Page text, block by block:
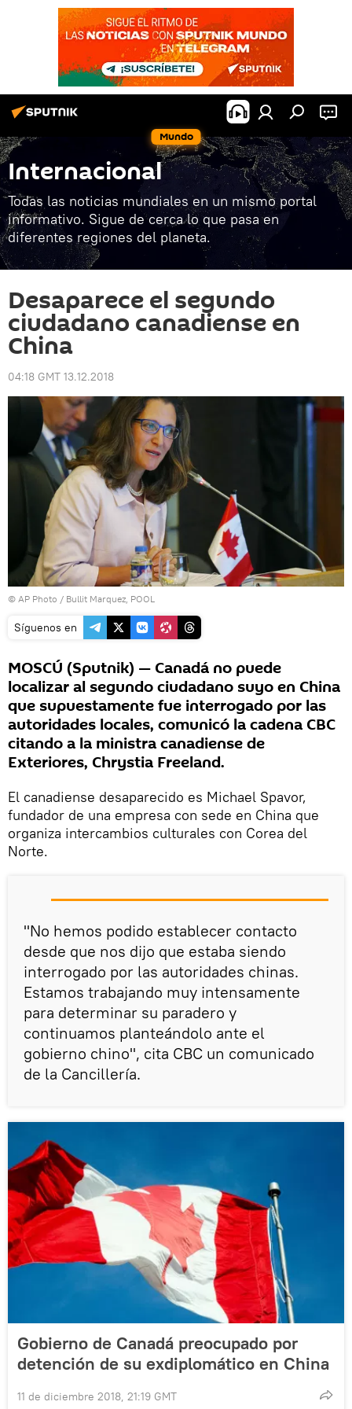
Mundo
Internacional
Todas las noticias mundiales en un mismo portal
informativo. Sigue de cerca lo que pasa en
diferentes regiones del planeta.
Desaparece el segundo
ciudadano canadiense en
China
04:18 GMT 13.12.2018
© AP Photo / Bullit Marquez, POOL
Síguenos en
MOSCÚ (Sputnik) — Canadá no puede
localizar al segundo ciudadano suyo en China
que supuestamente fue interrogado por las
autoridades locales, comunicó la cadena CBC
citando a la ministra canadiense de
Exteriores, Chrystia Freeland.
El canadiense desaparecido es Michael Spavor,
fundador de una empresa con sede en China que
organiza intercambios culturales con Corea del
Norte.
"No hemos podido establecer contacto
desde que nos dijo que estaba siendo
interrogado por las autoridades chinas.
Estamos trabajando muy intensamente
para determinar su paradero y
continuamos planteándolo ante el
gobierno chino", cita CBC un comunicado
de la Cancillería.
Gobierno de Canadá preocupado por
detención de su exdiplomático en China
11 de diciembre 2018, 21:19 GMT